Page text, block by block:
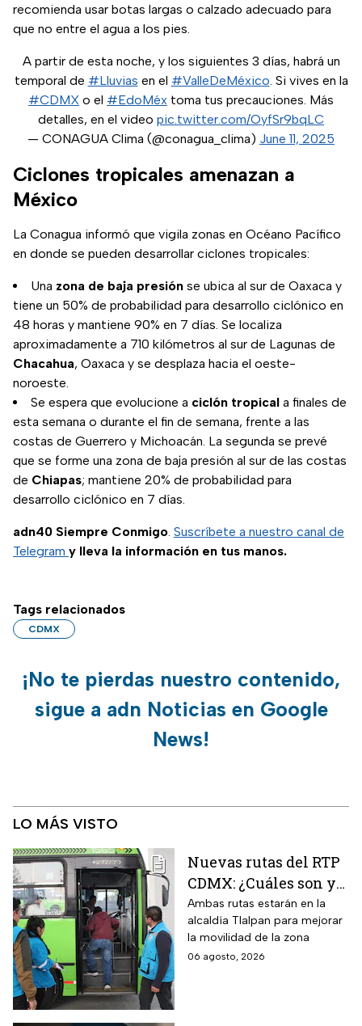
recomienda usar botas largas o calzado adecuado para
que no entre el agua a los pies.
A partir de esta noche, y los siguientes 3 días, habrá un
temporal de #Lluvias en el #ValleDeMéxico. Si vives en la
#CDMX o el #EdoMéx toma tus precauciones. Más
detalles, en el video pic.twitter.com/OyfSr9bqLC
— CONAGUA Clima (@conagua_clima) June 11, 2025
Ciclones tropicales amenazan a
México
La Conagua informó que vigila zonas en Océano Pacífico
en donde se pueden desarrollar ciclones tropicales:
Una zona de baja presión se ubica al sur de Oaxaca y
tiene un 50% de probabilidad para desarrollo ciclónico en
48 horas y mantiene 90% en 7 días. Se localiza
aproximadamente a 710 kilómetros al sur de Lagunas de
Chacahua, Oaxaca y se desplaza hacia el oeste-
noroeste.
Se espera que evolucione a ciclón tropical a finales de
esta semana o durante el fin de semana, frente a las
costas de Guerrero y Michoacán. La segunda se prevé
que se forme una zona de baja presión al sur de las costas
de Chiapas; mantiene 20% de probabilidad para
desarrollo ciclónico en 7 días.
adn40 Siempre Conmigo. Suscríbete a nuestro canal de
Telegram y lleva la información en tus manos.
Tags relacionados
CDMX
¡No te pierdas nuestro contenido,
sigue a adn Noticias en Google
News!
LO MÁS VISTO
Nuevas rutas del RTP
CDMX: ¿Cuáles son y
con qué estaciones
del Metrobús
conectan?
Ambas rutas estarán en la
alcaldía Tlalpan para mejorar
la movilidad de la zona
06 agosto, 2026